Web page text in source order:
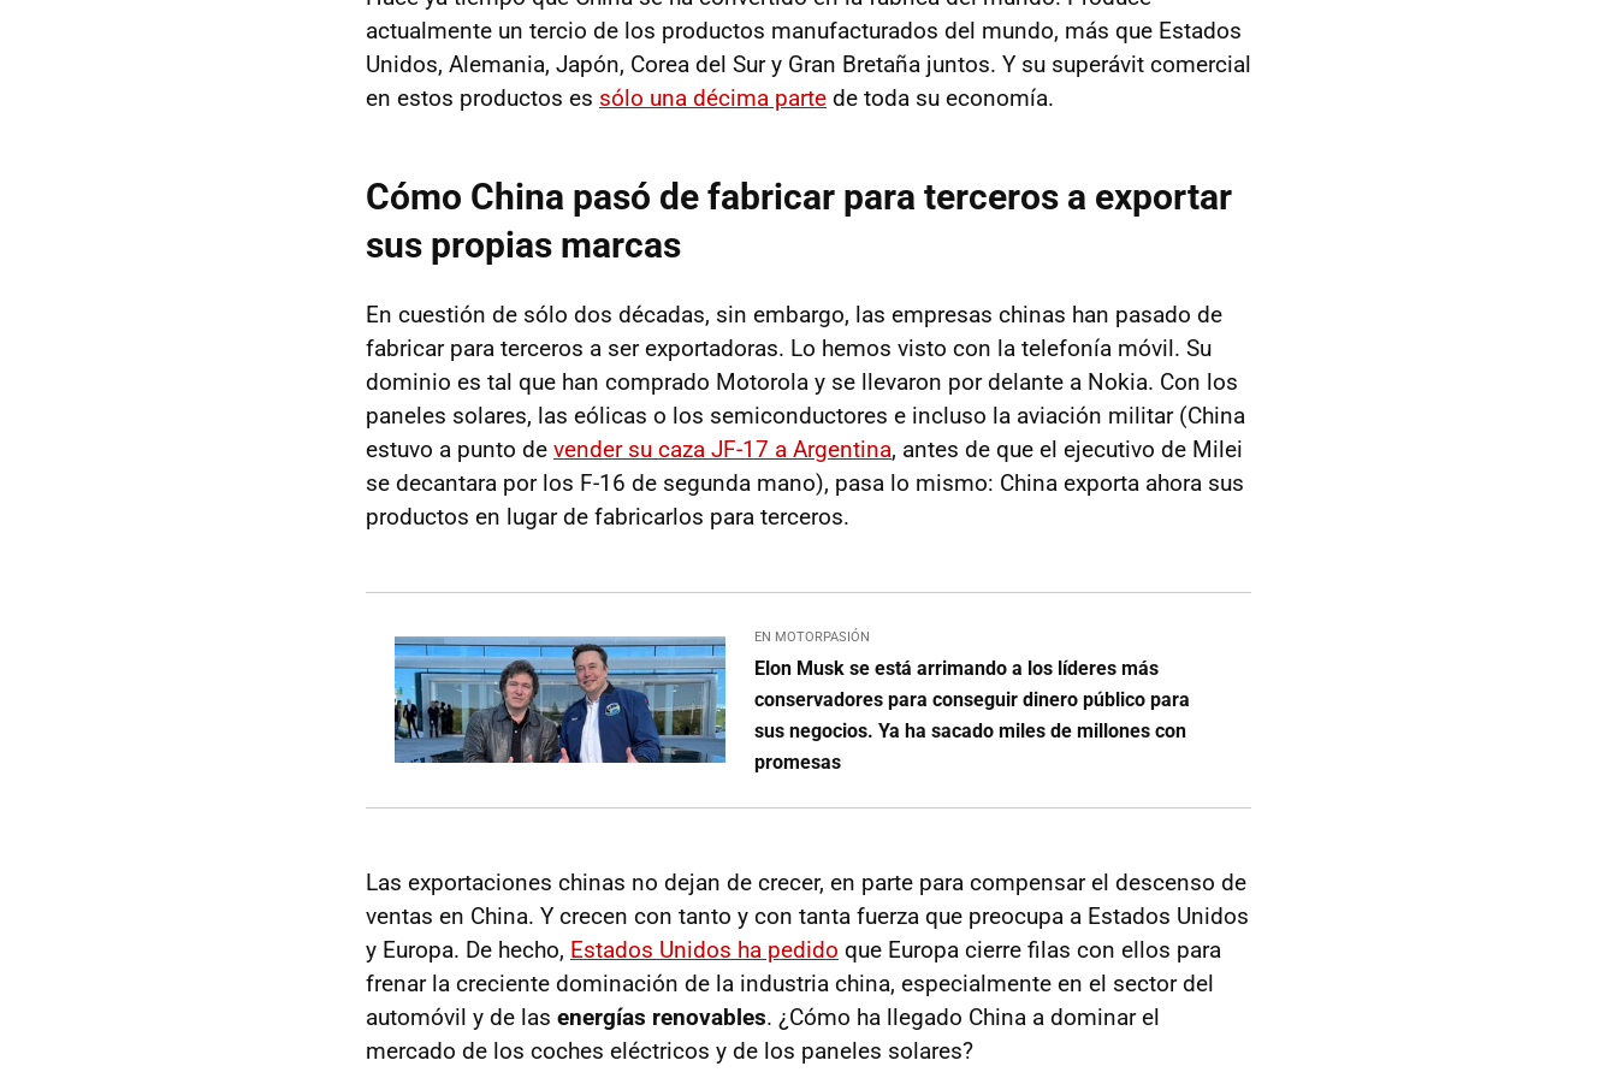
actualmente un tercio de los productos manufacturados del mundo, más que Estados
Unidos, Alemania, Japón, Corea del Sur y Gran Bretaña juntos. Y su superávit comercial
en estos productos es sólo una décima parte de toda su economía.
Cómo China pasó de fabricar para terceros a exportar
sus propias marcas
En cuestión de sólo dos décadas, sin embargo, las empresas chinas han pasado de
fabricar para terceros a ser exportadoras. Lo hemos visto con la telefonía móvil. Su
dominio es tal que han comprado Motorola y se llevaron por delante a Nokia. Con los
paneles solares, las eólicas o los semiconductores e incluso la aviación militar (China
estuvo a punto de vender su caza JF-17 a Argentina, antes de que el ejecutivo de Milei
se decantara por los F-16 de segunda mano), pasa lo mismo: China exporta ahora sus
productos en lugar de fabricarlos para terceros.
EN MOTORPASIÓN
Elon Musk se está arrimando a los líderes más
conservadores para conseguir dinero público para
sus negocios. Ya ha sacado miles de millones con
promesas
Las exportaciones chinas no dejan de crecer, en parte para compensar el descenso de
ventas en China. Y crecen con tanto y con tanta fuerza que preocupa a Estados Unidos
y Europa. De hecho, Estados Unidos ha pedido que Europa cierre filas con ellos para
frenar la creciente dominación de la industria china, especialmente en el sector del
automóvil y de las energías renovables. ¿Cómo ha llegado China a dominar el
mercado de los coches eléctricos y de los paneles solares?